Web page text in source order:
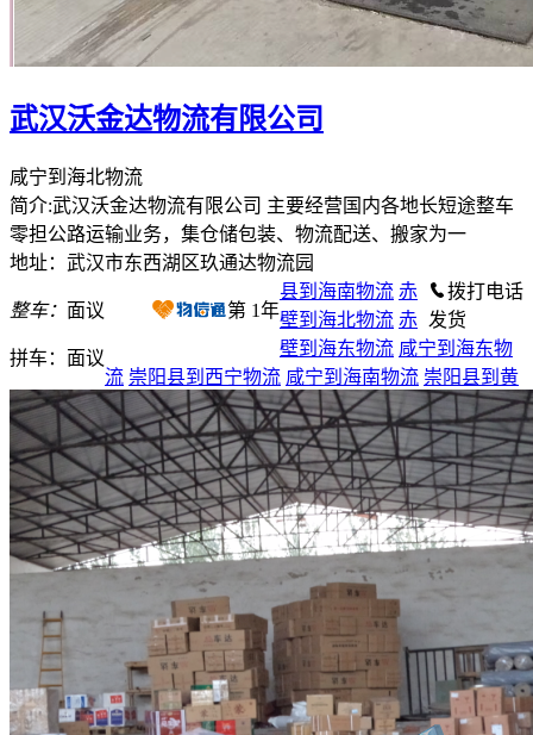
武汉沃金达物流有限公司
咸宁到海北物流
简介:武汉沃金达物流有限公司 主要经营国内各地长短途整车
零担公路运输业务，集仓储包装、物流配送、搬家为一
地址：武汉市东西湖区玖通达物流园
整车： 面议
拼车： 面议
第 1年
拨打电话
发货
县到海南物流 赤
壁到海北物流 赤
壁到海东物流 咸宁到海东物
流 崇阳县到西宁物流 咸宁到海南物流 崇阳县到黄